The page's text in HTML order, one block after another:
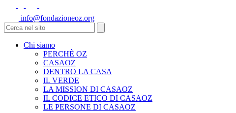
info@fondazioneoz.org
Chi siamo
PERCHÈ OZ
CASAOZ
DENTRO LA CASA
IL VERDE
LA MISSION DI CASAOZ
IL CODICE ETICO DI CASAOZ
LE PERSONE DI CASAOZ